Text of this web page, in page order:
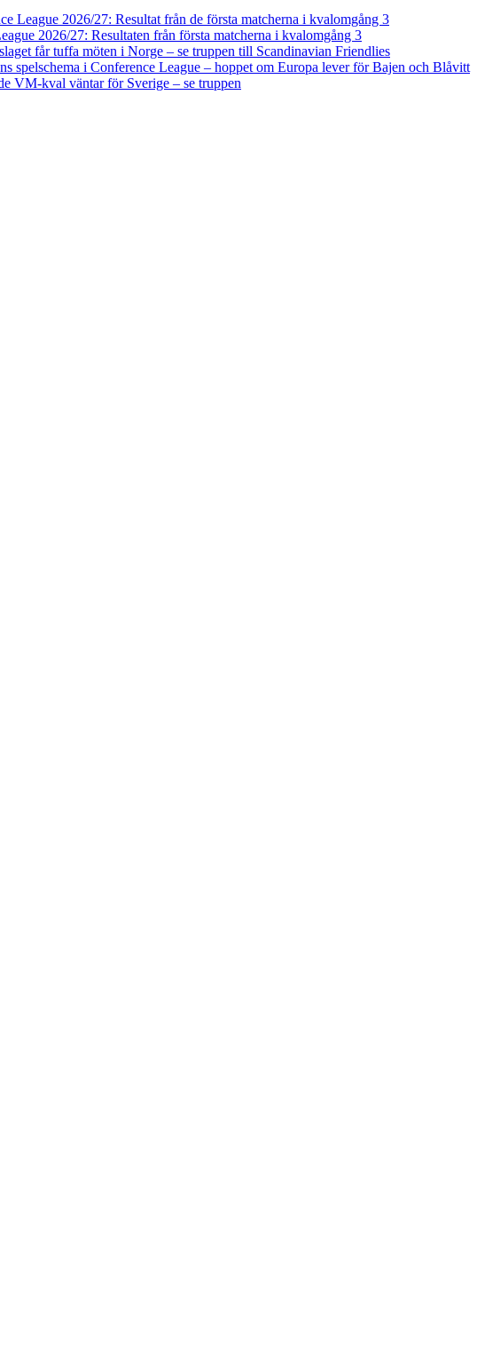
League 2026/27: Resultat från de första matcherna i kvalomgång 3
2026/27: Resultaten från första matcherna i kvalomgång 3
får tuffa möten i Norge – se truppen till Scandinavian Friendlies
spelschema i Conference League – hoppet om Europa lever för Bajen och Blåvitt
VM-kval väntar för Sverige – se truppen